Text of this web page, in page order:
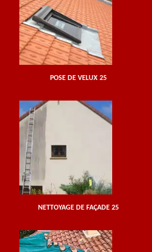
POSE DE VELUX 25
NETTOYAGE DE FAÇADE 25